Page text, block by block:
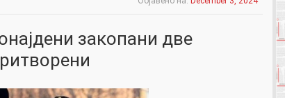
закопани две